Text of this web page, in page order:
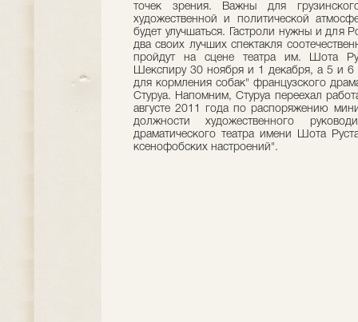
точек зрения. Важны для
художественной и политической
будет улучшаться. Гастроли нужны и для
два своих лучших спектакля
пройдут на сцене театра им. Шота
Шекспиру 30 ноября и 1 декабря, а 5 и 6
для кормления собак" французского
Стуруа. Напомним, Стуруа переехал
августе 2011 года по распоряжению
должности художественного
драматического театра имени Шота
ксенофобских настроений".